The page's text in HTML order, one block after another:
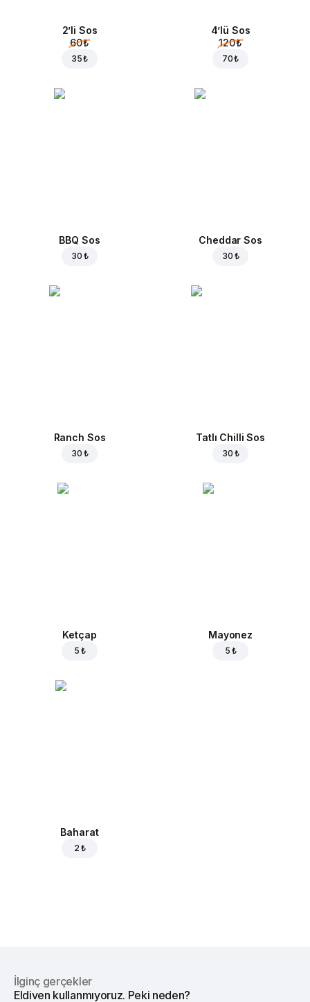
2’li Sos
60 ₺
35 ₺
4’lü Sos
120 ₺
70 ₺
BBQ Sos
30 ₺
Cheddar Sos
30 ₺
Ranch Sos
30 ₺
Tatlı Chilli Sos
30 ₺
Ketçap
5 ₺
Mayonez
5 ₺
Baharat
2 ₺
İlginç gerçekler
Eldiven kullanmıyoruz. Peki neden?